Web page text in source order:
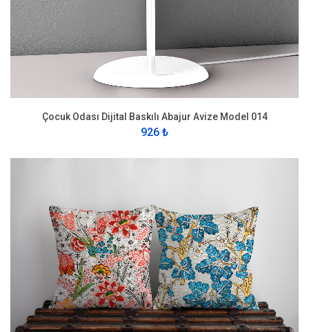
Çocuk Odası Dijital Baskılı Abajur Avize Model 014
926 ₺